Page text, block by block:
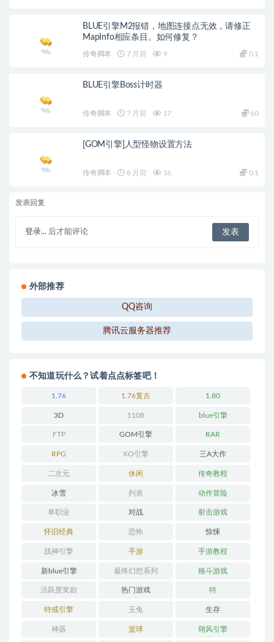
BLUE引擎M2报错，地图连接点无效，请修正
MapInfo相应条目。如何修复？
传奇脚本 7 月前 9 0.1
BLUE引擎Boss计时器
传奇脚本 7 月前 17 60
[GOM引擎]人型怪物设置方法
传奇脚本 8 月前 16 0.1
发表回复
登录... 后才能评论
外部推荐
QQ咨询
腾讯云服务器推荐
不知道玩什么？试着点点标签吧！
1.76 1.76复古 1.80
3D 1108 blue引擎
FTP GOM引擎 RAR
RPG XO引擎 三A大作
二次元 休闲 传奇教程
冰雪 列表 动作冒险
单职业 对战 射击游戏
怀旧经典 恐怖 惊悚
战神引擎 手游 手游教程
新blue引擎 最终幻想系列 格斗游戏
活跃度奖励 热门游戏 特
特戒引擎 玉兔 生存
神器 篮球 翎风引擎